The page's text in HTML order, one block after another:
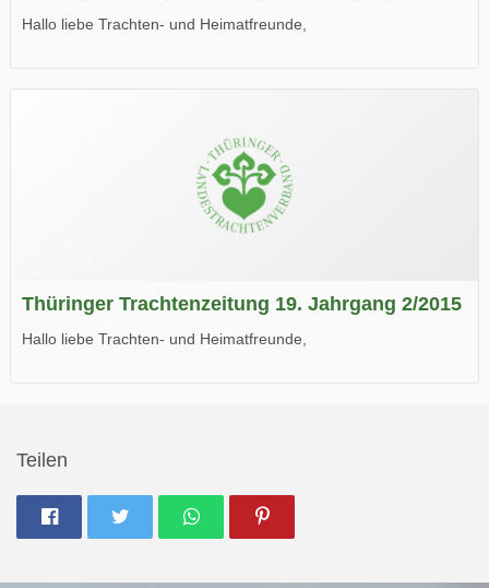
Hallo liebe Trachten- und Heimatfreunde,
Wir wünschen Euch viel Spaß beim Lesen.
Thüringer Trachtenzeitung 19. Jahrgang 2/2015
Hallo liebe Trachten- und Heimatfreunde,
Teilen